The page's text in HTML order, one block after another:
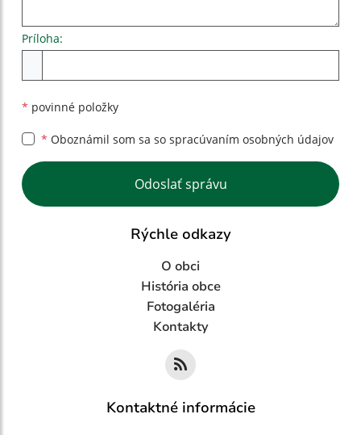
Príloha:
* povinné položky
* Oboznámil som sa so spracúvaním osobných údajov
Google reCaptcha Response
Odoslať správu
Rýchle odkazy
O obci
História obce
Fotogaléria
Kontakty
Kontaktné informácie